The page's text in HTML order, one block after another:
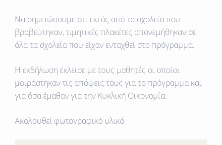
Να σημειώσουμε οτι εκτός από τα σχολεία που
βραβεύτηκαν, τιμητικές πλακέτες απονεμήθηκαν σε
όλα τα σχολεία που είχαν ενταχθεί στο πρόγραμμα.
Η εκδήλωση έκλεισε με τους μαθητές οι οποίοι
μοιράστηκαν τις απόψεις τους για το πρόγραμμα και
για όσα έμαθαν για την Κυκλική Οικονομία.
Ακολουθεί φωτογραφικό υλικό